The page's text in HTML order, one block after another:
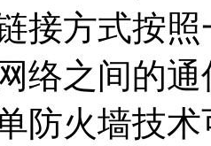
接方式按
络之间的
防火墙技